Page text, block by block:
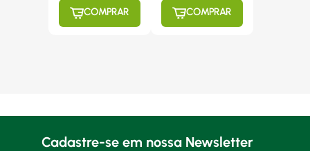
COMPRAR COMPRAR
Cadastre-se em nossa Newsletter